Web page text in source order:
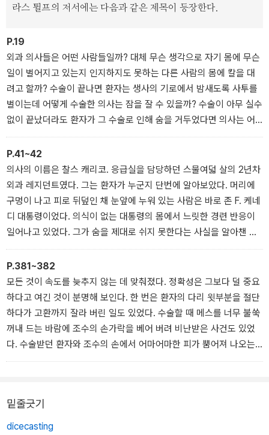
사서라면 주목하지 못했을 순간들이 우리의 눈앞에 펼쳐진다. 아무리
못했기에, 그들의 '평범한' 이야기는 오히려 더 특별하게 다가온다.
라스 튈프의 저서에는 다음과 같은 제목이 등장한다.
P.19
외과 의사들은 어떤 사람들일까? 대체 무슨 생각으로 자기 몸에 무슨
일이 벌어지고 있는지 인지하지도 못하는 다른 사람의 몸에 칼을 대
려고 할까? 수술이 끝나면 환자는 생사의 기로에서 밤새도록 사투를
벌이는데 어떻게 수술한 의사는 잠을 잘 수 있을까? 수술이 아무 실수
없이 끝났더라도 환자가 그 수술로 인해 숨을 거두었다면 의사는 어
떻게 견딜 수 있을까? 외과 의사는 죄다 정신 나간 사람들일까, 아니
면 아주 똑똑한 사람들이거나 양심이라곤 없는 자들일까? 그들은 영
웅일까, 아니면 그저 과시욕에 찌든 사람들일까? 외과 의사는 엄청난
긴장 속에서 살아간다. 수술은 놀랍고 멋진 일이지만 의사가 짊어져
야 하는 책임은 너무나 무겁다.
P.41~42
의사의 이름은 찰스 캐리코. 응급실을 담당하던 스물여덟 살의 2년차
외과 레지던트였다. 그는 환자가 누군지 단번에 알아보았다. 머리에
구멍이 나고 피로 뒤덮인 채 눈앞에 누워 있는 사람은 바로 존 F. 케네
디 대통령이었다. 의식이 없는 대통령의 몸에서 느릿한 경련 반응이
일어나고 있었다. 그가 숨을 제대로 쉬지 못한다는 사실을 알아챈 캐
리코는 즉시 환자의 입을 열고 호흡 관을 기관까지 밀어 넣었다. 우선
작은 조명이 달린 갈고리처럼 생긴 후두경을 이용하여 구강 안쪽 깊
숙한 곳까지 들여다본 뒤 혀를 한쪽으로 밀고 기관의 입구를 덮고 있
는 일종의 연골 밸브, 후두개가 보일 때까지 목구멍을 최대한 열었다.
그 바로 뒤에 있는 성대가 보이자 캐리코는 비닐 튜브를 그 사이로 밀
어 넣었다. 다른 부상도 살펴봐야 하지만 폐로 공기가 통하게 하는 것
이 급선무였다.
P.381~382
모든 것이 속도를 늦추지 않는 데 맞춰졌다. 정확성은 그보다 덜 중요
하다고 여긴 것이 분명해 보인다. 한 번은 환자의 다리 윗부분을 절단
하다가 고환까지 잘라 버린 일도 있었다. 수술할 때 메스를 너무 불쑥
꺼내 드는 바람에 조수의 손가락을 베어 버려 비난받은 사건도 있었
다. 수술받던 환자와 조수의 손에서 어마어마한 피가 뿜어져 나오는
광경을 지켜보던 구경꾼 하나가 너무 놀라 급사하고, 나중에 그 환자
밑줄긋기
dicecasting